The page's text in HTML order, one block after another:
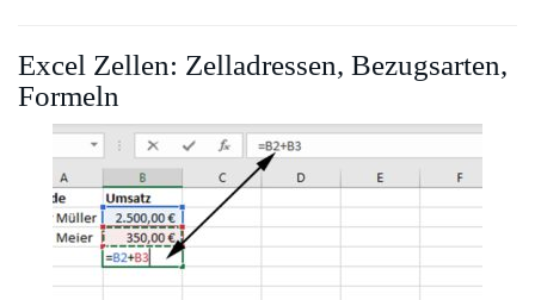
Excel Zellen: Zelladressen, Bezugsarten,
Formeln